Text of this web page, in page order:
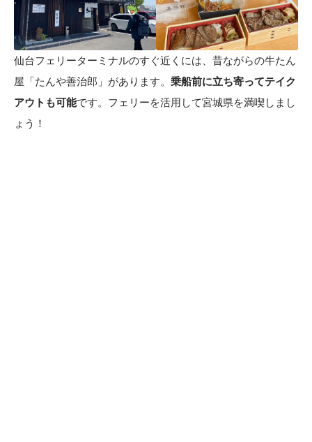
仙台フェリーターミナルのすぐ近くには、昔ながらの牛たん
屋「たんや善治郎」があります。 乗船前に立ち寄ってテイク
アウトも可能です。フェリーを活用して宮城県を満喫しまし
ょう！